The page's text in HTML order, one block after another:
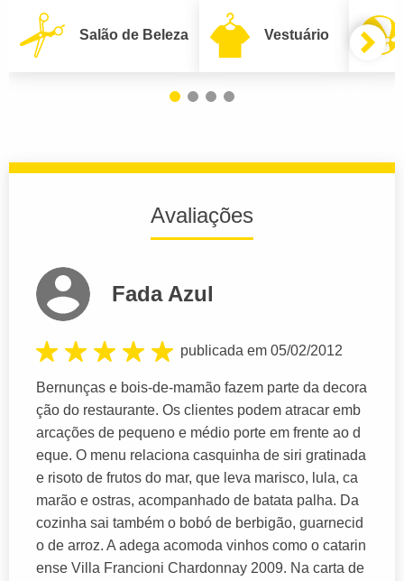
Salão de Beleza Vestuário
Avaliações
Fada Azul
publicada em 05/02/2012
Bernunças e bois-de-mamão fazem parte da decora
ção do restaurante. Os clientes podem atracar emb
arcações de pequeno e médio porte em frente ao d
eque. O menu relaciona casquinha de siri gratinada
e risoto de frutos do mar, que leva marisco, lula, ca
marão e ostras, acompanhado de batata palha. Da
cozinha sai também o bobó de berbigão, guarnecid
o de arroz. A adega acomoda vinhos como o catarin
ense Villa Francioni Chardonnay 2009. Na carta de